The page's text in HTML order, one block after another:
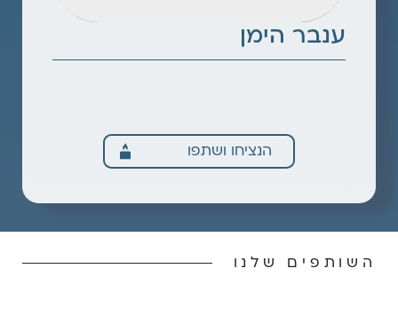
ענבר הימן
הנציחו ושתפו
השותפים שלנו